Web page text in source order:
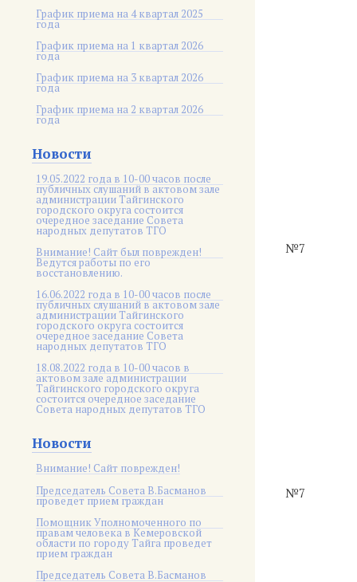
График приема на 4 квартал 2025
года
График приема на 1 квартал 2026
года
График приема на 3 квартал 2026
года
График приема на 2 квартал 2026
года
Новости
19.05.2022 года в 10-00 часов после
публичных слушаний в актовом зале
администрации Тайгинского
городского округа состоится
очередное заседание Совета
народных депутатов ТГО
Внимание! Сайт был поврежден!
Ведутся работы по его
восстановлению.
16.06.2022 года в 10-00 часов после
публичных слушаний в актовом зале
администрации Тайгинского
городского округа состоится
очередное заседание Совета
народных депутатов ТГО
18.08.2022 года в 10-00 часов в
актовом зале администрации
Тайгинского городского округа
состоится очередное заседание
Совета народных депутатов ТГО
Новости
Внимание! Сайт поврежден!
Председатель Совета В.Басманов
проведет прием граждан
Помощник Уполномоченного по
правам человека в Кемеровской
области по городу Тайга проведет
прием граждан
Председатель Совета В.Басманов
№7
№7